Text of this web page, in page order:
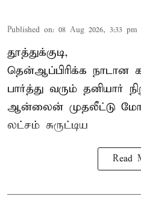
Published on: 08 Aug 2026, 3:33 pm
தூத்துக்குடி,
தென்ஆப்பிரிக்க நாடான
பார்த்து வரும் தனியார்
ஆன்லைன் முதலீட்டு
லட்சம் சுருட்டிய
Read